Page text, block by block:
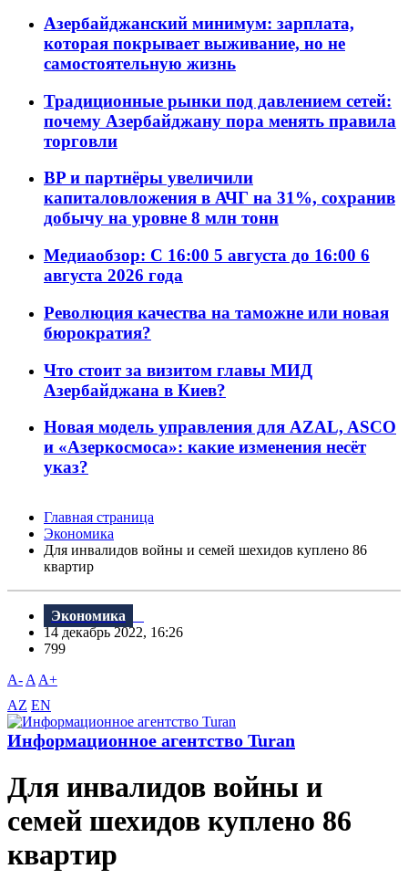
Азербайджанский минимум: зарплата,
которая покрывает выживание, но не
самостоятельную жизнь
Традиционные рынки под давлением сетей:
почему Азербайджану пора менять правила
торговли
BP и партнёры увеличили
капиталовложения в АЧГ на 31%, сохранив
добычу на уровне 8 млн тонн
Медиаобзор: С 16:00 5 августа до 16:00 6
августа 2026 года
Революция качества на таможне или новая
бюрократия?
Что стоит за визитом главы МИД
Азербайджана в Киев?
Новая модель управления для AZAL, ASCO
и «Азеркосмоса»: какие изменения несёт
указ?
Главная страница
Экономика
Для инвалидов войны и семей шехидов куплено 86
квартир
Экономика
14 декабрь 2022, 16:26
799
A- A A+
AZ EN
Информационное агентство Turan
Для инвалидов войны и
семей шехидов куплено 86
квартир